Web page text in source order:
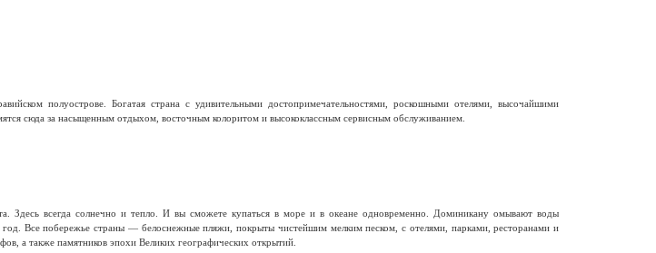
полуострове. Богатая страна с удивительными достопримечательностями, роскошными отелями, высочайшими
сюда за насыщенным отдыхом, восточным колоритом и высококлассным сервисным обслуживанием.
Здесь всегда солнечно и тепло. И вы сможете купаться в море и в океане одновременно. Доминикану омывают воды
год. Все побережье страны — белоснежные пляжи, покрыты чистейшим мелким песком, с отелями, парками, ресторанами и
а также памятников эпохи Великих географических открытий.